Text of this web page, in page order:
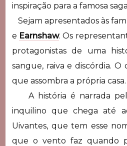
inspiração para a famosa
Sejam apresentados às
e Earnshaw. Os
protagonistas de uma
sangue, raiva e discórdia.
que assombra a própria casa.
A história é narrada
inquilino que chega até
Uivantes, que tem esse
que o vento faz quando